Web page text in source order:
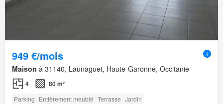
949 €/mois
Maison à 31140, Launaguet, Haute-Garonne, Occitanie
4 80 m²
Parking Entièrement meublé Terrasse Jardin